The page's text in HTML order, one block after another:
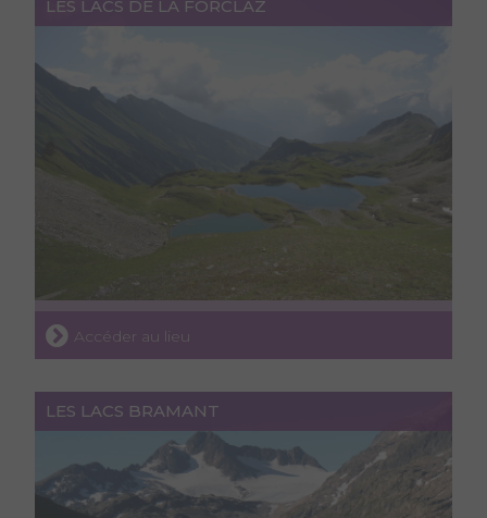
LES LACS DE LA FORCLAZ
Accéder au lieu
LES LACS BRAMANT